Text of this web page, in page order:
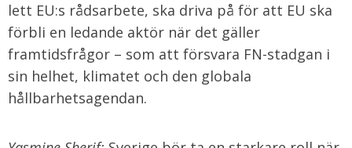
lett EU:s rådsarbete, ska driva på för att EU ska
förbli en ledande aktör när det gäller
framtidsfrågor – som att försvara FN-stadgan i
sin helhet, klimatet och den globala
hållbarhetsagendan.